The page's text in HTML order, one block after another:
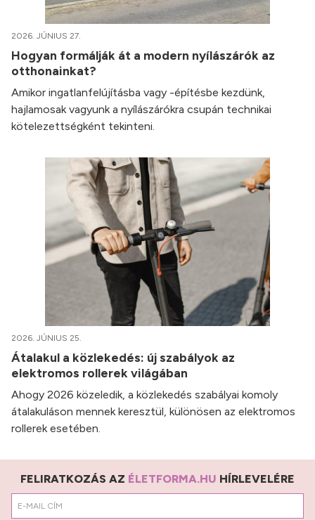
2026. JÚNIUS 27.
Hogyan formálják át a modern nyílászárók az
otthonainkat?
Amikor ingatlanfelújításba vagy -építésbe kezdünk,
hajlamosak vagyunk a nyílászárókra csupán technikai
kötelezettségként tekinteni.
2026. JÚNIUS 25.
Átalakul a közlekedés: új szabályok az
elektromos rollerek világában
Ahogy 2026 közeledik, a közlekedés szabályai komoly
átalakuláson mennek keresztül, különösen az elektromos
rollerek esetében.
FELIRATKOZÁS AZ ÉLETFORMA.HU HÍRLEVELÉRE